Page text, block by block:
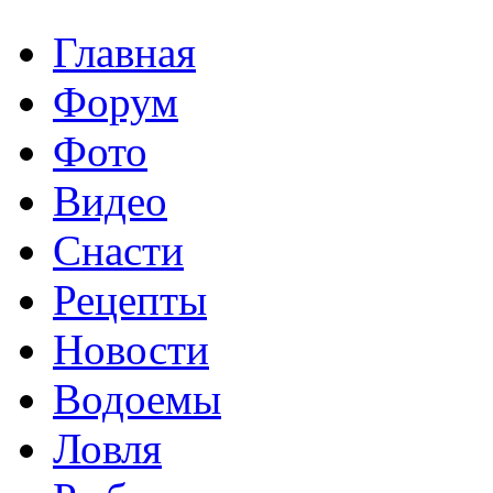
Главная
Форум
Фото
Видео
Снасти
Рецепты
Новости
Водоемы
Ловля